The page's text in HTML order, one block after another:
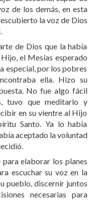
de los demás, en esta
la voz de Dios
de Dios que la había
el Mesías esperado
especial, por los pobres
ella. Hizo su
No fue algo fácil
tuvo que meditarlo y
en su vientre al Hijo
Santo. Ya lo había
aceptado la voluntad
para elaborar los planes
escuchar su voz en la
pueblo, discernir juntos
necesarias para